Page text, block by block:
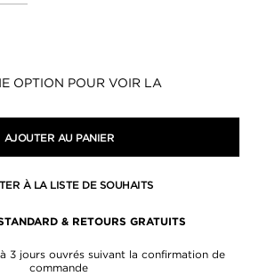
OPTION POUR VOIR LA
AJOUTER AU PANIER
À LA LISTE DE SOUHAITS
& RETOURS GRATUITS
3 jours ouvrés suivant la confirmation de
commande